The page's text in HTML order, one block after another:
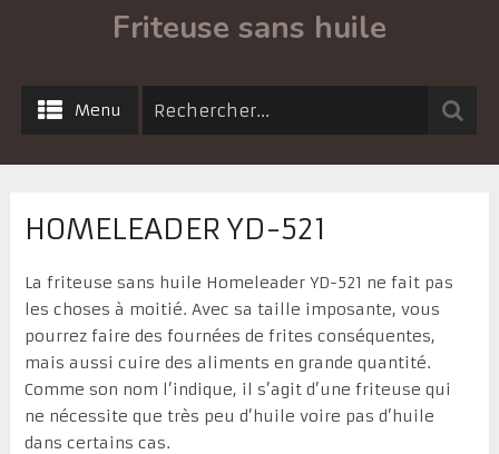
Friteuse sans huile
Menu
HOMELEADER YD-521
La friteuse sans huile Homeleader YD-521 ne fait pas
les choses à moitié. Avec sa taille imposante, vous
pourrez faire des fournées de frites conséquentes,
mais aussi cuire des aliments en grande quantité.
Comme son nom l’indique, il s’agit d’une friteuse qui
ne nécessite que très peu d’huile voire pas d’huile
dans certains cas.